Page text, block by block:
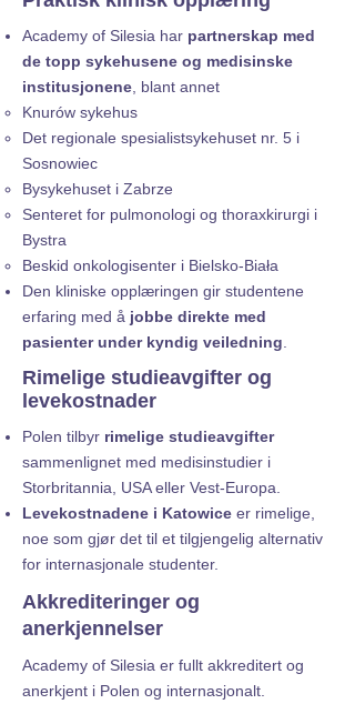
Academy of Silesia har partnerskap med
de topp sykehusene og medisinske
institusjonene , blant annet
Knurów sykehus
Det regionale spesialistsykehuset nr. 5 i
Sosnowiec
Bysykehuset i Zabrze
Senteret for pulmonologi og thoraxkirurgi i
Bystra
Beskid onkologisenter i Bielsko-Biała
Den kliniske opplæringen gir studentene
erfaring med å jobbe direkte med
pasienter under kyndig veiledning
Rimelige studieavgifter og
levekostnader
Polen tilbyr rimelige studieavgifter
sammenlignet med medisinstudier i
Storbritannia, USA eller Vest-Europa.
Levekostnadene i Katowice er rimelige,
noe som gjør det til et tilgjengelig alternativ
for internasjonale studenter.
Akkrediteringer og
anerkjennelser
Academy of Silesia er fullt akkreditert og
anerkjent i Polen og internasjonalt.